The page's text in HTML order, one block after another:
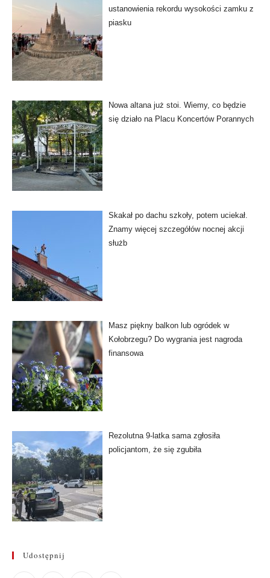
ustanowienia rekordu wysokości zamku z
piasku
Nowa altana już stoi. Wiemy, co będzie
się działo na Placu Koncertów Porannych
Skakał po dachu szkoły, potem uciekał.
Znamy więcej szczegółów nocnej akcji
służb
Masz piękny balkon lub ogródek w
Kołobrzegu? Do wygrania jest nagroda
finansowa
Rezolutna 9-latka sama zgłosiła
policjantom, że się zgubiła
Udostępnij